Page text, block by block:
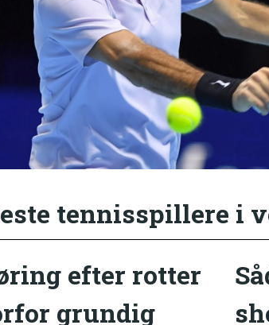
tennisspillere i
efter rotter
grundig